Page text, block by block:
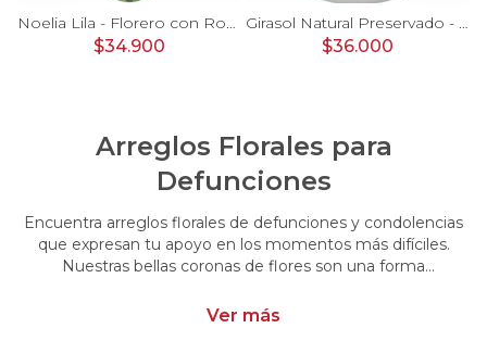
Noelia Lila - Florero con Rosas, mini rosas, mini claveles y limonium
$34.900
Girasol Natural Preservado - girasol preservado en pecera vidrio con piedrecitas
$36.000
Arreglos Florales para
Defunciones
Encuentra arreglos florales de defunciones y condolencias
que expresan tu apoyo en los momentos más difíciles.
Nuestras bellas coronas de flores son una forma
momentos de pérdida.
Ver más